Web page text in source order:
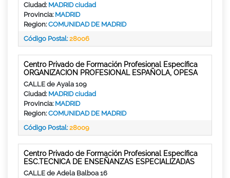
Ciudad: MADRID ciudad
Provincia: MADRID
Region:COMUNIDAD DE MADRID
Código Postal:28006
Centro Privado de Formación Profesional Específica
ORGANIZACION PROFESIONAL ESPAÑOLA, OPESA
CALLE de Ayala 109
Ciudad: MADRID ciudad
Provincia: MADRID
Region:COMUNIDAD DE MADRID
Código Postal:28009
Centro Privado de Formación Profesional Específica
ESC.TECNICA DE ENSEÑANZAS ESPECIALIZADAS
CALLE de Adela Balboa 16